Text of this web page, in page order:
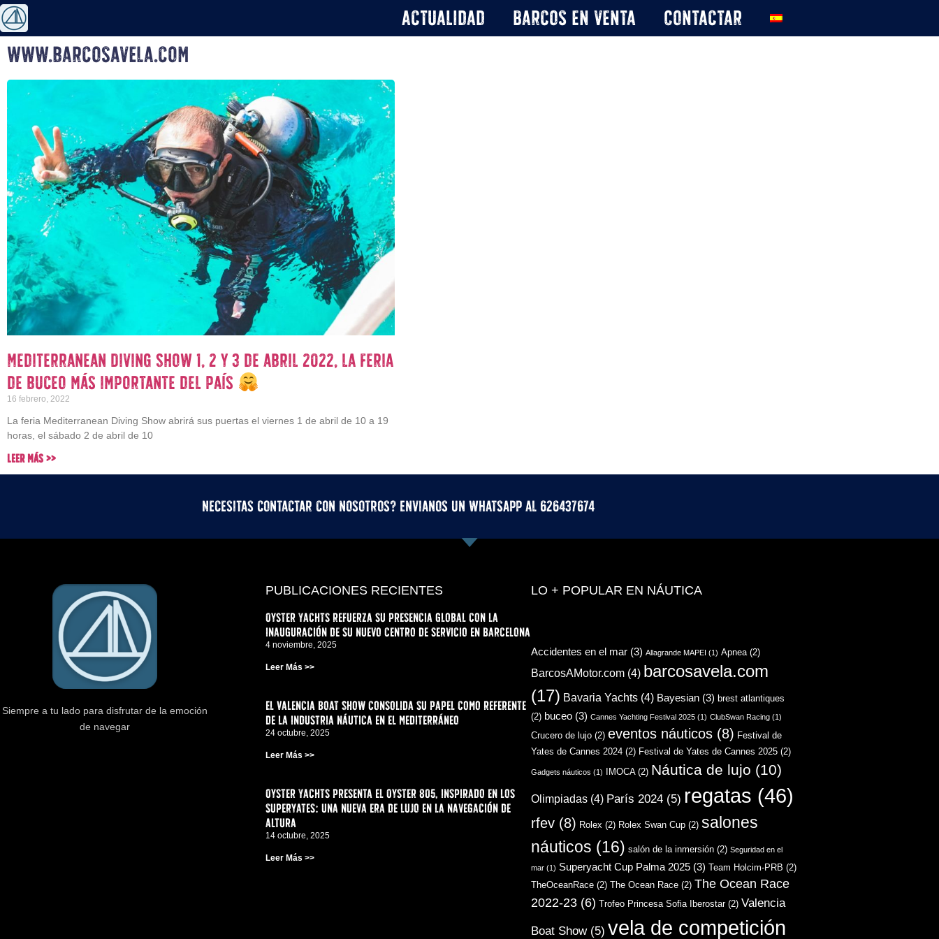
Actualidad Barcos en venta Contactar
www.barcosavela.com
Mediterranean Diving Show 1, 2 y 3 de abril 2022, la feria
de buceo más importante del país
16 febrero, 2022
La feria Mediterranean Diving Show abrirá sus puertas el viernes 1 de abril de 10 a 19
horas, el sábado 2 de abril de 10
Leer Más >>
Necesitas contactar con nosotros? Envianos un whatsApp al 626437674
Siempre a tu lado para disfrutar de la emoción
de navegar
PUBLICACIONES RECIENTES
Oyster Yachts refuerza su presencia global con la
inauguración de su nuevo centro de servicio en Barcelona
4 noviembre, 2025
Leer Más >>
El Valencia Boat Show consolida su papel como referente
de la industria náutica en el Mediterráneo
24 octubre, 2025
Leer Más >>
Oyster Yachts presenta el Oyster 805, inspirado en los
superyates: una nueva era de lujo en la navegación de
altura
14 octubre, 2025
Leer Más >>
LO + POPULAR EN NÁUTICA
Accidentes en el mar(3) Allagrande MAPEI (1) Apnea(2)
BarcosAMotor.com(4) barcosavela.com
(17) Bavaria Yachts(4) Bayesian(3) brest atlantiques
(2) buceo(3) Cannes Yachting Festival 2025(1) ClubSwan Racing(1)
Crucero de lujo(2) eventos náuticos(8) Festival de
Yates de Cannes 2024(2) Festival de Yates de Cannes 2025(2)
Gadgets náuticos (1) IMOCA(2) Náutica de lujo (10)
Olimpiadas(4) París 2024(5) regatas (46)
rfev(8) Rolex (2) Rolex Swan Cup(2) salones
náuticos (16) salón de la inmersión(2) Seguridad en el
mar(1) Superyacht Cup Palma 2025(3) Team Holcim-PRB (2)
TheOceanRace(2) The Ocean Race(2) The Ocean Race
2022-23(6) Trofeo Princesa Sofia Iberostar(2) Valencia
Boat Show(5) vela de competición